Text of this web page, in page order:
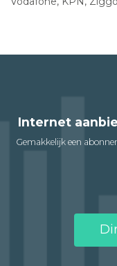
Internet
Gemakkelijk een